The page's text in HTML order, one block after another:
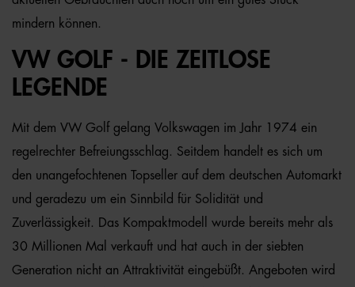
mindern können.
VW GOLF - DIE ZEITLOSE
LEGENDE
Mit dem VW Golf gelang Volkswagen im Jahr 1974 ein
regelrechter Befreiungsschlag. Seitdem handelt es sich um
den unangefochtenen Topseller auf dem deutschen Automarkt
und geradezu um ein Sinnbild für Solidität und
Zuverlässigkeit. Das Kompaktmodell wurde bereits mehr als
30 Millionen Mal verkauft und hat auch in der siebten
Generation nicht an Attraktivität eingebüßt. Angeboten wird